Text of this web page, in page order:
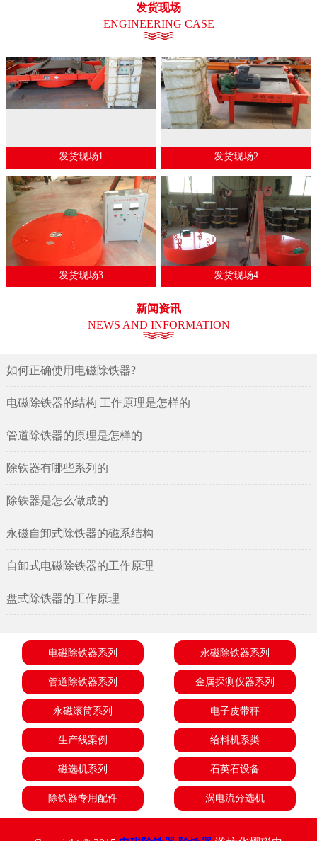
发货现场
ENGINEERING CASE
发货现场1 发货现场2
发货现场3 发货现场4
新闻资讯
NEWS AND INFORMATION
如何正确使用电磁除铁器?
电磁除铁器的结构 工作原理是怎样的
管道除铁器的原理是怎样的
除铁器有哪些系列的
除铁器是怎么做成的
永磁自卸式除铁器的磁系结构
自卸式电磁除铁器的工作原理
盘式除铁器的工作原理
电磁除铁器系列 永磁除铁器系列
管道除铁器系列 金属探测仪器系列
永磁滚筒系列 电子皮带秤
生产线案例 给料机系类
磁选机系列 石英石设备
除铁器专用配件 涡电流分选机